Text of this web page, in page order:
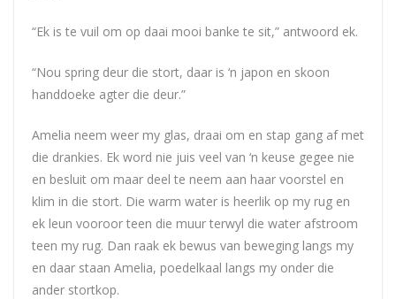
“Ek is te vuil om op daai mooi banke te sit,” antwoord ek.
“Nou spring deur die stort, daar is ‘n japon en skoon
handdoeke agter die deur.”
Amelia neem weer my glas, draai om en stap gang af met
die drankies. Ek word nie juis veel van ‘n keuse gegee nie
en besluit om maar deel te neem aan haar voorstel en
klim in die stort. Die warm water is heerlik op my rug en
ek leun vooroor teen die muur terwyl die water afstroom
teen my rug. Dan raak ek bewus van beweging langs my
en daar staan Amelia, poedelkaal langs my onder die
ander stortkop.